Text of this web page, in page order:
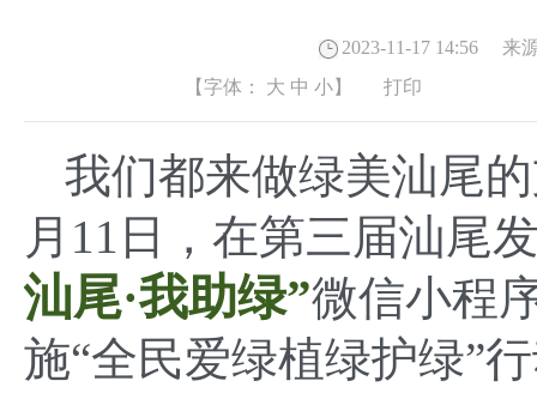
2023-11-17 14:56 来
【字体： 大 中 小】 打印
我们都来做绿美汕尾
月11日，在第三届汕尾
汕尾·我助绿”微信小程
施“全民爱绿植绿护绿”